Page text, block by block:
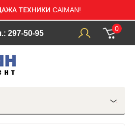
ТЕХНИКИ CAIMAN!
297-50-95
0